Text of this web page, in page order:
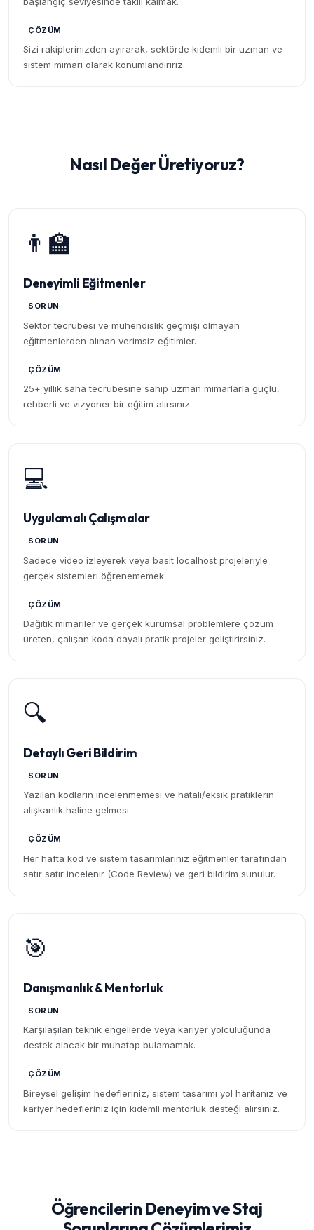
ÇÖZÜM
Sizi rakiplerinizden ayırarak, sektörde kıdemli bir uzman ve
sistem mimarı olarak konumlandırırız.
Nasıl Değer Üretiyoruz?
👨‍🏫
Deneyimli Eğitmenler
SORUN
Sektör tecrübesi ve mühendislik geçmişi olmayan
eğitmenlerden alınan verimsiz eğitimler.
ÇÖZÜM
25+ yıllık saha tecrübesine sahip uzman mimarlarla güçlü,
rehberli ve vizyoner bir eğitim alırsınız.
💻
Uygulamalı Çalışmalar
SORUN
Sadece video izleyerek veya basit localhost projeleriyle
gerçek sistemleri öğrenememek.
ÇÖZÜM
Dağıtık mimariler ve gerçek kurumsal problemlere çözüm
üreten, çalışan koda dayalı pratik projeler geliştirirsiniz.
🔍
Detaylı Geri Bildirim
SORUN
Yazılan kodların incelenmemesi ve hatalı/eksik pratiklerin
alışkanlık haline gelmesi.
ÇÖZÜM
Her hafta kod ve sistem tasarımlarınız eğitmenler tarafından
satır satır incelenir (Code Review) ve geri bildirim sunulur.
🎯
Danışmanlık & Mentorluk
SORUN
Karşılaşılan teknik engellerde veya kariyer yolculuğunda
destek alacak bir muhatap bulamamak.
ÇÖZÜM
Bireysel gelişim hedefleriniz, sistem tasarımı yol haritanız ve
kariyer hedefleriniz için kıdemli mentorluk desteği alırsınız.
Öğrencilerin Deneyim ve Staj